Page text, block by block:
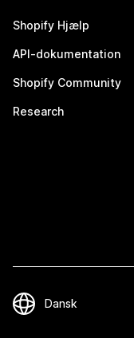
Shopify Hjælp
API-dokumentation
Shopify Community
Research